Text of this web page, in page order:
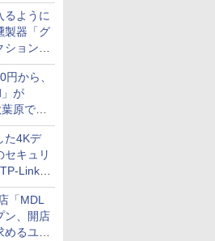
るように
製器「グ
ション
円から、
」が
原で中
お買い得
た4Kデ
セキュリ
Linkか
「MDL
ン、開店
るユー